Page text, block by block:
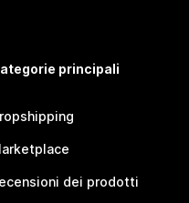
principali
dei prodotti